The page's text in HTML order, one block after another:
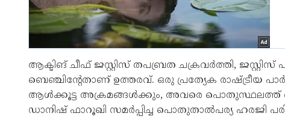
ആക്ടിങ് ചീഫ് ജസ്റ്റിസ് തപബ്രത ചക്രവർത്തി, ജസ്റ്റിസ്
ബെഞ്ചിന്റേതാണ് ഉത്തരവ്. ഒരു പ്രത്യേക രാഷ്ട്രീയ
ആൾക്കൂട്ട അക്രമങ്ങൾക്കും, അവരെ പൊതുസ്ഥലത്ത്
ഡാനിഷ് ഫാറൂഖി സമർപ്പിച്ച പൊതുതാൽപര്യ ഹരജി